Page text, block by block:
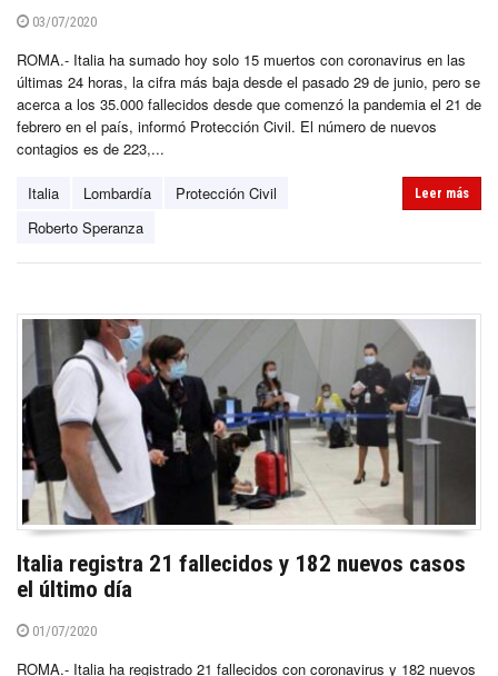
03/07/2020
ROMA.- Italia ha sumado hoy solo 15 muertos con coronavirus en las
últimas 24 horas, la cifra más baja desde el pasado 29 de junio, pero se
acerca a los 35.000 fallecidos desde que comenzó la pandemia el 21 de
febrero en el país, informó Protección Civil. El número de nuevos
contagios es de 223,...
Italia Lombardía
Protección Civil
Roberto Speranza
Leer más
Italia registra 21 fallecidos y 182 nuevos casos
el último día
01/07/2020
ROMA.- Italia ha registrado 21 fallecidos con coronavirus y 182 nuevos